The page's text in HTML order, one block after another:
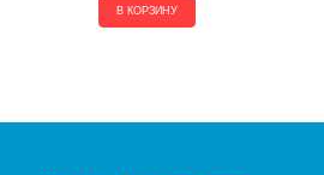
В КОРЗИНУ